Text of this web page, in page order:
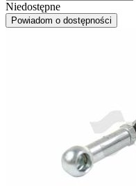
Niedostępne
Powiadom o dostępności